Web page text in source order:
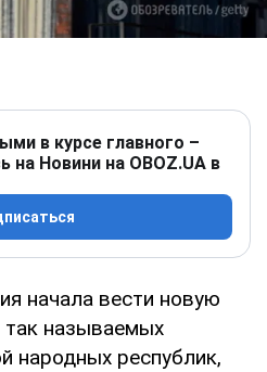
в курсе главного –
на Новини на OBOZ.UA в
начала вести новую
так называемых
народных республик,